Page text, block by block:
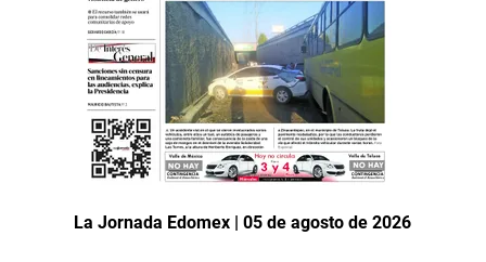
La Jornada Edomex | 05 de agosto de 2026